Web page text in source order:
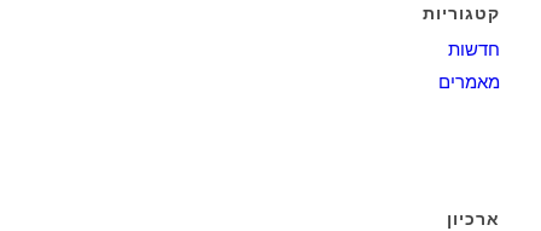
קטגוריות
חדשות
מאמרים
ארכיון